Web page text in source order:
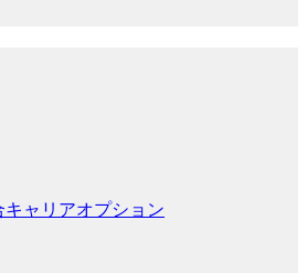
ャリアオプション